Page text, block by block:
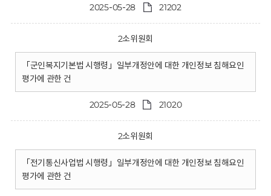
2025-05-28 21202
2소위원회
「군인복지기본법 시행령」일부개정안에 대한 개인정보 침해요인
평가에 관한 건
2025-05-28 21020
2소위원회
「전기통신사업법 시행령」일부개정안에 대한 개인정보 침해요인
평가에 관한 건